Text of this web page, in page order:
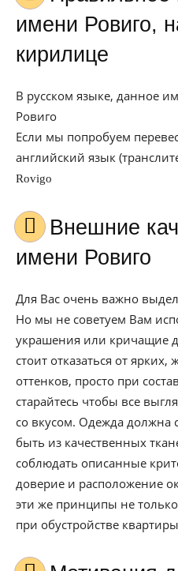
имени Ровиго,
кирилице
В русском языке, данное
Ровиго
Если мы попробуем
английский язык
Rovigo
Внешние качества для
имени Ровиго
Для Вас очень важно
Но мы не советуем Вам
украшения или кричащие
стоит отказаться от
оттенков, просто при
старайтесь чтобы все
со вкусом. Одежда должна
быть из качественных
соблюдать описанные
доверие и расположение
эти же принципы не
при обустройстве